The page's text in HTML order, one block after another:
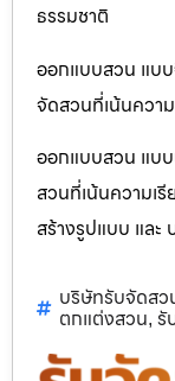
ธรรมชาติ
ออกแบบสวน แบ
จัดสวนที่เน้นควา
ออกแบบสวน แบ
สวนที่เน้นความเรี
สร้างรูปแบบ และ
บริษัทรับจัดสว
ตกแต่งสวน, รั